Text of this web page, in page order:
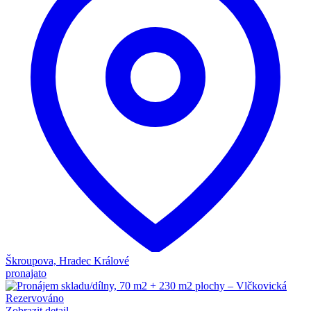
Škroupova, Hradec Králové
pronajato
Rezervováno